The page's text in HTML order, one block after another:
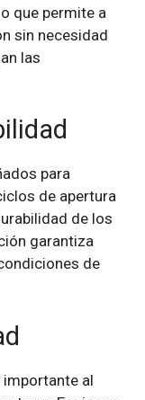
que permite a
sin necesidad
las
para
de apertura
de los
garantiza
de
importante al